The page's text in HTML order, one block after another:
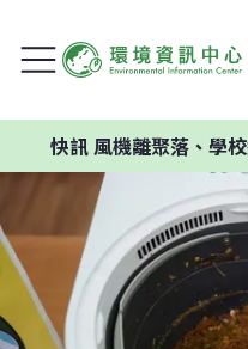
風機離聚落、學校過近 彰